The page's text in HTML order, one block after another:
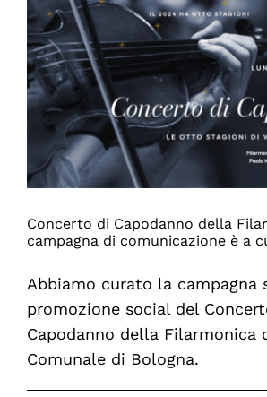
Momic
per
il
2024
Concerto di Capodanno della
campagna di comunicazione è a
Abbiamo curato la campagna
promozione social del
Capodanno della Filarmonica
Comunale di Bologna.